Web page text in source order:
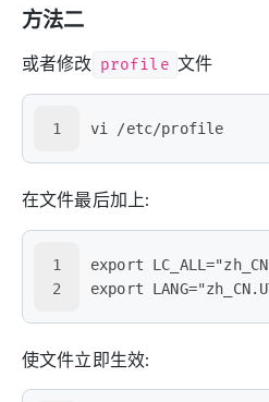
方法二
或者修改 profile 文件
1 vi /etc/profile
在文件最后加上:
1
2
export
export
使文件立即生效: